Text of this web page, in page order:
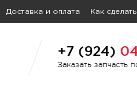
Доставка и оплата Как
+7 (924)
Заказать запчасть